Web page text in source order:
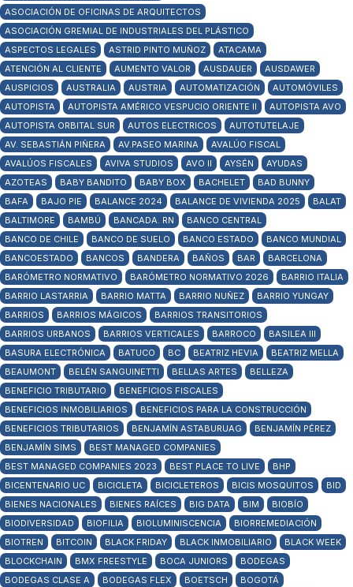
ASOCIACIÓN DE OFICINAS DE ARQUITECTOS
ASOCIACIÓN GREMIAL DE INDUSTRIALES DEL PLÁSTICO
ASPECTOS LEGALES
ASTRID PINTO MUÑOZ
ATACAMA
ATENCIÓN AL CLIENTE
AUMENTO VALOR AUSDAUER
AUSDAWER
AUSPICIOS
AUSTRALIA AUSTRIA AUTOMATIZACIÓN
AUTOMÓVILES
AUTOPISTA
AUTOPISTA AMÉRICO VESPUCIO ORIENTE II
AUTOPISTA AVO
AUTOPISTA ORBITAL SUR
AUTOS ELECTRICOS
AUTOTUTELAJE
AV. SEBASTIÁN PIÑERA
AV.PASEO MARINA
AVALÚO FISCAL
AVALÚOS FISCALES
AVIVA STUDIOS AVO II AYSÉN
AYUDAS
AZOTEAS
BABY BANDITO BABY BOX BACHELET
BAD BUNNY
BAFA
BAJO PIE BALANCE 2024 BALANCE DE VIVIENDA 2025
BALAT
BALTIMORE
BAMBÚ BANCADA. RN
BANCO CENTRAL
BANCO DE CHILE
BANCO DE SUELO BANCO ESTADO
BANCO MUNDIAL
BANCOESTADO
BANCOS BANDERA BAÑOS BAR
BARCELONA
BARÓMETRO NORMATIVO
BARÓMETRO NORMATIVO 2026
BARRIO ITALIA
BARRIO LASTARRIA
BARRIO MATTA BARRIO NUÑEZ
BARRIO YUNGAY
BARRIOS
BARRIOS MÁGICOS
BARRIOS TRANSITORIOS
BARRIOS URBANOS
BARRIOS VERTICALES BARROCO
BASILEA III
BASURA ELECTRÓNICA
BATUCO BC BEATRIZ HEVIA
BEATRIZ MELLA
BEAUMONT
BELÉN SANGUINETTI BELLAS ARTES
BELLEZA
BENEFICIO TRIBUTARIO
BENEFICIOS FISCALES
BENEFICIOS INMOBILIARIOS
BENEFICIOS PARA LA CONSTRUCCIÓN
BENEFICIOS TRIBUTARIOS
BENJAMÍN ASTABURUAG
BENJAMÍN PÉREZ
BENJAMÍN SIMS
BEST MANAGED COMPANIES
BEST MANAGED COMPANIES 2023
BEST PLACE TO LIVE
BHP
BICENTENARIO UC
BICICLETA BICICLETEROS BICIS MOSQUITOS
BID
BIENES NACIONALES
BIENES RAÍCES BIG DATA BIM
BIOBÍO
BIODIVERSIDAD
BIOFILIA BIOLUMINISCENCIA
BIORREMEDIACIÓN
BIOTREN
BITCOIN BLACK FRIDAY BLACK INMOBILIARIO
BLACK WEEK
BLOCKCHAIN
BMX FREESTYLE BOCA JUNIORS
BODEGAS
BODEGAS CLASE A
BODEGAS FLEX BOETSCH
BOGOTÁ